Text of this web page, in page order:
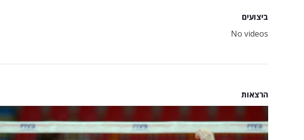
ביצועים
No videos
הרצאות